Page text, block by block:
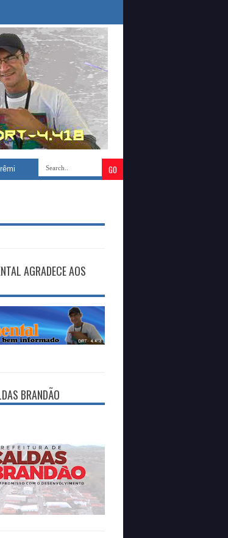
» Teixeira registra mais de 200 mortes de cães e gatos
AGRADECE AOS
BRANDÃO